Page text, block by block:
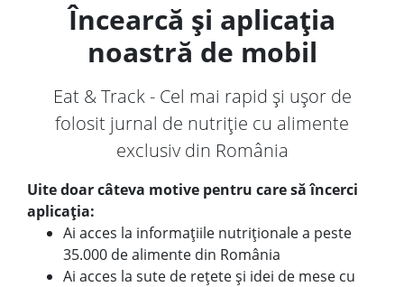
Încearcă și aplicația
noastră de mobil
Eat & Track - Cel mai rapid și ușor de
folosit jurnal de nutriție cu alimente
exclusiv din România
Uite doar câteva motive pentru care să încerci
aplicația:
Ai acces la informațiile nutriționale a peste
35.000 de alimente din România
Ai acces la sute de rețete și idei de mese cu